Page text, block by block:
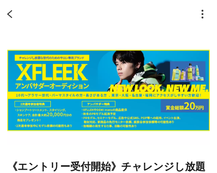
《エントリー受付開始》チャレンジし放題